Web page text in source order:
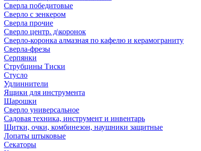
Сверла победитовые
Сверло с зенкером
Сверла прочие
Сверло центр. д\коронок
Сверло-коронка алмазная по кафелю и керамограниту
Сверла-фрезы
Серпянки
Струбцины Тиски
Стусло
Удлиннители
Ящики для инструмента
Шарошки
Сверло универсальное
Садовая техника, инструмент и инвентарь
Щитки, очки, комбинезон, наушники защитные
Лопаты штыковые
Секаторы